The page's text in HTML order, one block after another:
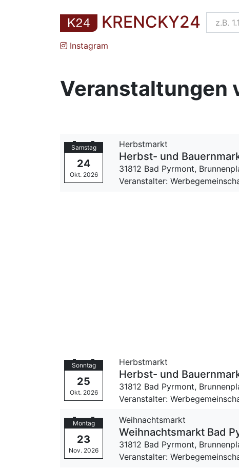
KRENCKY24
Instagram
Veranstaltungen
Samstag
24
Okt. 2026
Herbstmarkt
Herbst- und
31812 Bad Pyrmont,
Veranstalter:
Sonntag
25
Okt. 2026
Herbstmarkt
Herbst- und
31812 Bad Pyrmont,
Veranstalter:
Montag
23
Nov. 2026
Weihnachtsmarkt
Weihnachtsmarkt Bad
31812 Bad Pyrmont,
Veranstalter: